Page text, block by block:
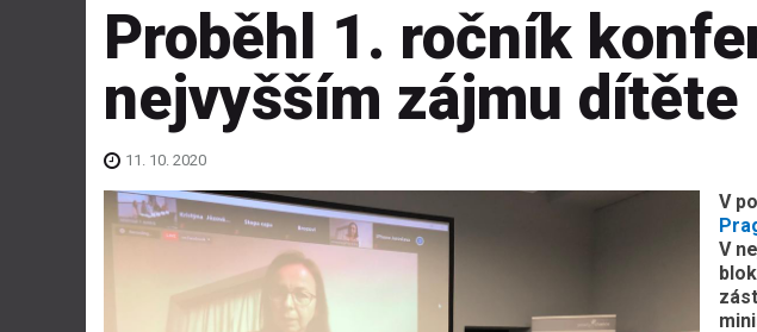
Proběhl 1. ročník
nejvyšším zájmu dítěte
11. 10. 2020
V
V